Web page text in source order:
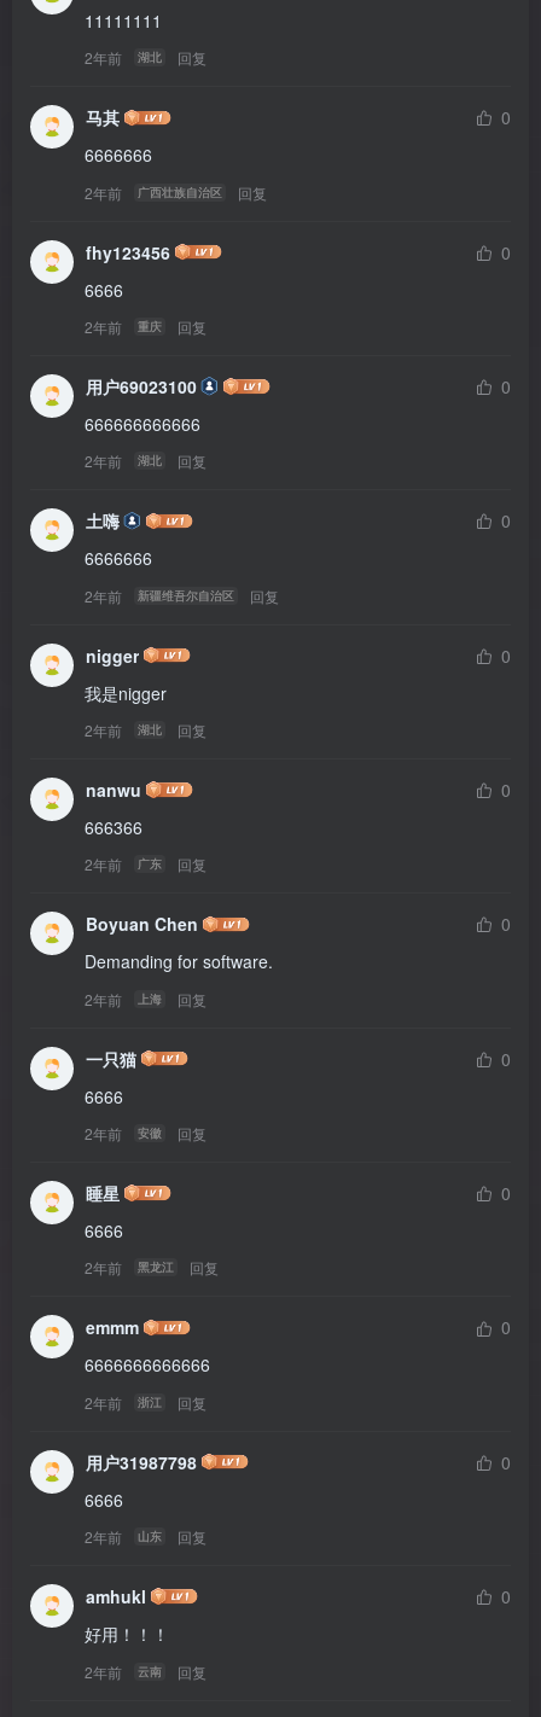
11111111
2年前 湖北 回复
马其
0
6666666
2年前 广西壮族自治区 回复
fhy123456
0
6666
2年前 重庆 回复
用户69023100
0
666666666666
2年前 湖北 回复
土嗨
0
6666666
2年前 新疆维吾尔自治区 回复
nigger
0
我是nigger
2年前 湖北 回复
nanwu
0
666366
2年前 广东 回复
Boyuan Chen
0
Demanding for software.
2年前 上海 回复
一只猫
0
6666
2年前 安徽 回复
睡星
0
6666
2年前 黑龙江 回复
emmm
0
6666666666666
2年前 浙江 回复
用户31987798
0
6666
2年前 山东 回复
amhukl
0
好用！！！
2年前 云南 回复